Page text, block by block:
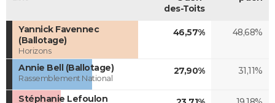
des-Toits
Yannick Favennec
(Ballotage)
Horizons
46,57% 48,68%
Annie Bell (Ballotage)
Rassemblement National
27,90% 31,11%
Stéphanie Lefoulon